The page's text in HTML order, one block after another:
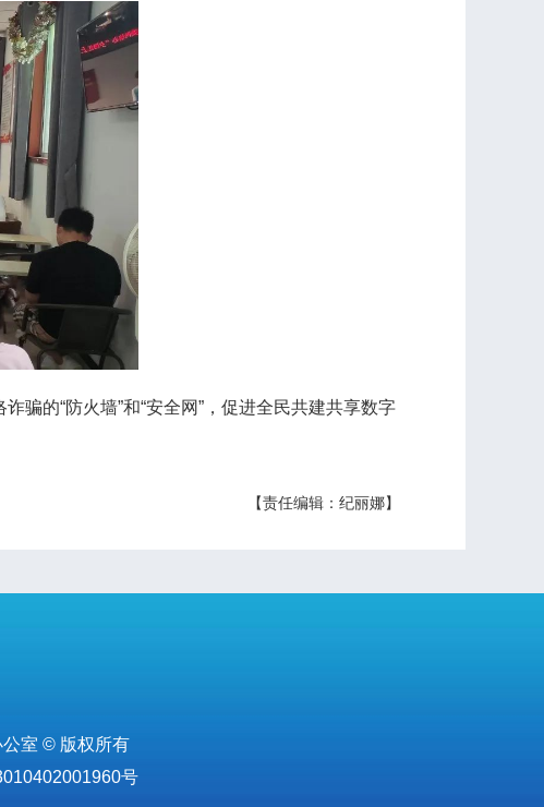
的“防火墙”和“安全网”，促进全民共建共享数字
【责任编辑：纪丽娜】
室 © 版权所有
号